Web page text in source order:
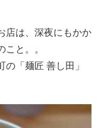
店は、深夜にもかか
と。。
「麺匠 善し田」